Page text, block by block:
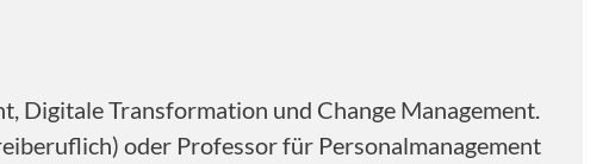
Digitale Transformation und Change Management.
oder Professor für Personalmanagement